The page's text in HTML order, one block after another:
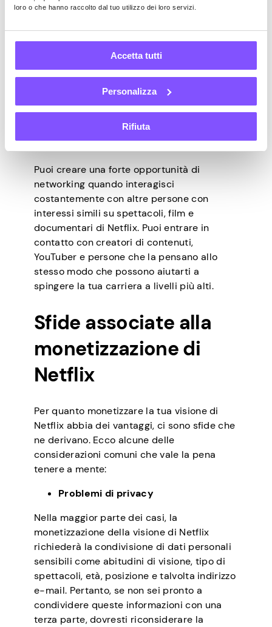
loro o che hanno raccolto dal tuo utilizzo dei loro servizi.
Accetta tutti
Personalizza
Rifiuta
ottenere monetizzando la visione di Netflix
mensili. Quando diventi attivo in programmi
promozionali, Netflix potrebbe premiarti
con costi di abbonamento mensili gratuiti o
ridotti, il che significa che continuerai a
guardare i tuoi programmi o film preferiti a
Puoi creare una forte opportunità di
networking quando interagisci
costantemente con altre persone con
interessi simili su spettacoli, film e
documentari di Netflix. Puoi entrare in
contatto con creatori di contenuti,
YouTuber e persone che la pensano allo
stesso modo che possono aiutarti a
spingere la tua carriera a livelli più alti.
Sfide associate alla
monetizzazione di
Netflix
Per quanto monetizzare la tua visione di
Netflix abbia dei vantaggi, ci sono sfide che
ne derivano. Ecco alcune delle
considerazioni comuni che vale la pena
tenere a mente:
Problemi di privacy
Nella maggior parte dei casi, la
monetizzazione della visione di Netflix
richiederà la condivisione di dati personali
sensibili come abitudini di visione, tipo di
spettacoli, età, posizione e talvolta indirizzo
e-mail. Pertanto, se non sei pronto a
condividere queste informazioni con una
terza parte, dovresti riconsiderare la